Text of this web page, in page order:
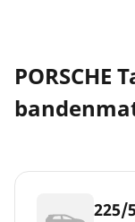
PORSCHE
225/